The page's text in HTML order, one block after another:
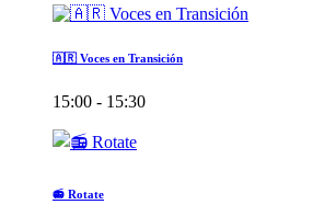
🇦🇷 Voces en Transición
15:00 - 15:30
📻 Rotate